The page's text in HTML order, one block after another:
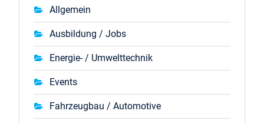
Allgemein
Ausbildung / Jobs
Energie- / Umwelttechnik
Events
Fahrzeugbau / Automotive